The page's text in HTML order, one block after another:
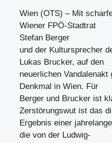
Wien (OTS) – Mit
Wiener FPÖ-Stadtrat
Stefan Berger
und der Kultursprecher
Lukas Brucker, auf den
neuerlichen
Denkmal in Wien. Für
Berger und Brucker ist
Zerstörungswut ist das
Ergebnis einer
die von der Ludwig-